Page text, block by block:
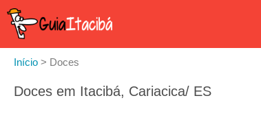
Início > Doces
Doces em Itacibá, Cariacica/ ES